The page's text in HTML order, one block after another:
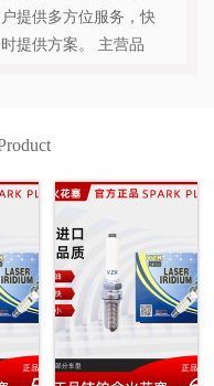
提供多方位服务，快
提供方案。 主营品
竭诚欢迎新老用户光